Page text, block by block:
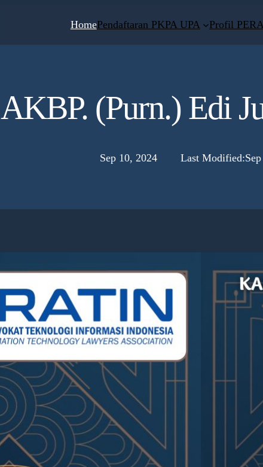
HomePendaftaran PKPA UPA Profil
AKBP. (Purn.) Edi
Sep 10, 2024 Last Modified: